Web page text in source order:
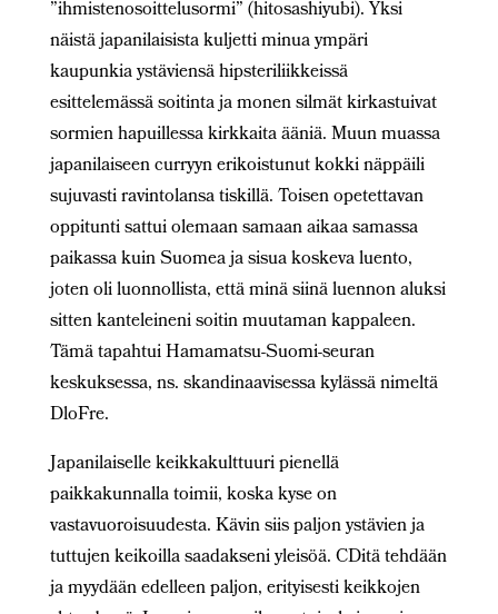
”ihmistenosoittelusormi” (hitosashiyubi). Yksi
näistä japanilaisista kuljetti minua ympäri
kaupunkia ystäviensä hipsteriliikkeissä
esittelemässä soitinta ja monen silmät kirkastuivat
sormien hapuillessa kirkkaita ääniä. Muun muassa
japanilaiseen curryyn erikoistunut kokki näppäili
sujuvasti ravintolansa tiskillä. Toisen opetettavan
oppitunti sattui olemaan samaan aikaa samassa
paikassa kuin Suomea ja sisua koskeva luento,
joten oli luonnollista, että minä siinä luennon aluksi
sitten kanteleineni soitin muutaman kappaleen.
Tämä tapahtui Hamamatsu-Suomi-seuran
keskuksessa, ns. skandinaavisessa kylässä nimeltä
DloFre.
Japanilaiselle keikkakulttuuri pienellä
paikkakunnalla toimii, koska kyse on
vastavuoroisuudesta. Kävin siis paljon ystävien ja
tuttujen keikoilla saadakseni yleisöä. CDitä tehdään
ja myydään edelleen paljon, erityisesti keikkojen